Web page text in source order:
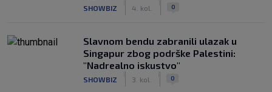
SHOWBIZ 4. kol. 0
Slavnom bendu zabranili ulazak u
Singapur zbog podrške Palestini:
"Nadrealno iskustvo"
SHOWBIZ 3. kol. 0